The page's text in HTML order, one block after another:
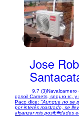
1/17
Jose
9,7 (3)Navalcarnero
gasoil Carnets, seguro rc,
Paco dice: "Aunque no se
por interés mostrado, se
alcanzar mis posibilidades